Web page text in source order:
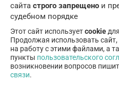
сайта строго запрещено и
судебном порядке
Этот сайт используетcookie
Продолжая использовать сайт,
на работу с этими файлами, а
пункты пользовательского
возникновении вопросов
связи.